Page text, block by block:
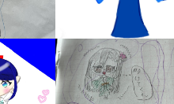
みんなの絵が